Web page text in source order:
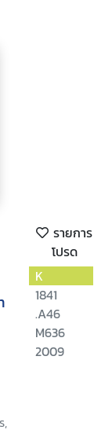
รายการ
โปรด
K
1841
.A46
M636
2009